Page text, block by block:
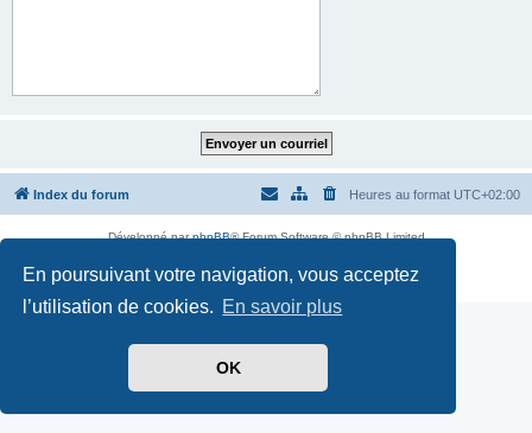
En poursuivant votre navigation, vous acceptez
l’utilisation de cookies. En savoir plus
OK
Index du forum Heures au format UTC+02:00
Développé parphpBB® Forum Software © phpBB Limited
Confidentialité| Conditions